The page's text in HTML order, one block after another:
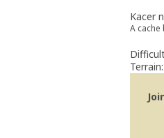
Kacer
A cache
Terrain: